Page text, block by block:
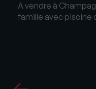
A vendre à
famille avec piscine